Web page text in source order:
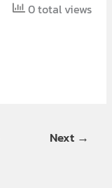
0 total views
Next →